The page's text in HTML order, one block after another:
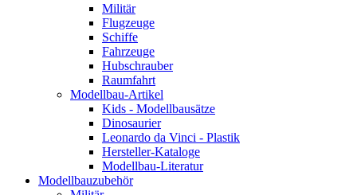
Militär
Flugzeuge
Schiffe
Fahrzeuge
Hubschrauber
Raumfahrt
Modellbau-Artikel
Kids - Modellbausätze
Dinosaurier
Leonardo da Vinci - Plastik
Hersteller-Kataloge
Modellbau-Literatur
Modellbauzubehör